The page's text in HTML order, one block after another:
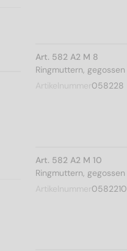
Art. 582 A2 M 8
Ringmuttern, gegossen
Artikelnummer 058228
Art. 582 A2 M 10
Ringmuttern, gegossen
Artikelnummer 0582210